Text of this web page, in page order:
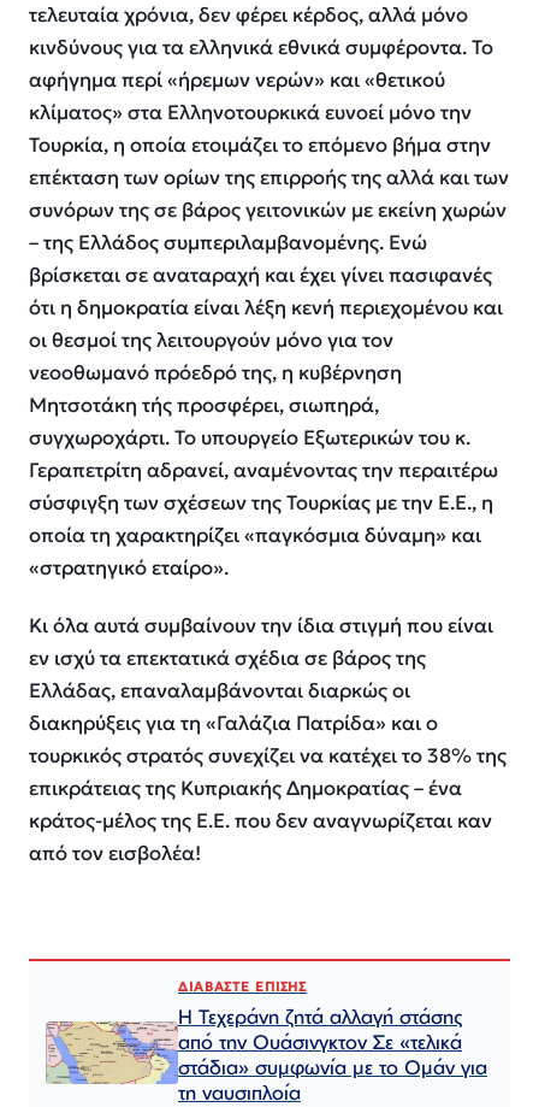
τελευταία χρόνια, δεν φέρει κέρδος, αλλά μόνο
κινδύνους για τα ελληνικά εθνικά συμφέροντα. Το
αφήγημα περί «ήρεμων νερών» και «θετικού
κλίματος» στα Ελληνοτουρκικά ευνοεί μόνο την
Τουρκία, η οποία ετοιμάζει το επόμενο βήμα στην
επέκταση των ορίων της επιρροής της αλλά και των
συνόρων της σε βάρος γειτονικών με εκείνη χωρών
– της Ελλάδος συμπεριλαμβανομένης. Ενώ
βρίσκεται σε αναταραχή και έχει γίνει πασιφανές
ότι η δημοκρατία είναι λέξη κενή περιεχομένου και
οι θεσμοί της λειτουργούν μόνο για τον
νεοοθωμανό πρόεδρό της, η κυβέρνηση
Μητσοτάκη τής προσφέρει, σιωπηρά,
συγχωροχάρτι. Το υπουργείο Εξωτερικών του κ.
Γεραπετρίτη αδρανεί, αναμένοντας την περαιτέρω
σύσφιγξη των σχέσεων της Τουρκίας με την Ε.Ε., η
οποία τη χαρακτηρίζει «παγκόσμια δύναμη» και
«στρατηγικό εταίρο».
Κι όλα αυτά συμβαίνουν την ίδια στιγμή που είναι
εν ισχύ τα επεκτατικά σχέδια σε βάρος της
Ελλάδας, επαναλαμβάνονται διαρκώς οι
διακηρύξεις για τη «Γαλάζια Πατρίδα» και ο
τουρκικός στρατός συνεχίζει να κατέχει το 38% της
επικράτειας της Κυπριακής Δημοκρατίας – ένα
κράτος-μέλος της Ε.Ε. που δεν αναγνωρίζεται καν
από τον εισβολέα!
ΔΙΑΒΑΣΤΕ ΕΠΙΣΗΣ
Η Τεχεράνη ζητά αλλαγή στάσης
από την Ουάσινγκτον Σε «τελικά
στάδια» συμφωνία με το Ομάν για
τη ναυσιπλοία